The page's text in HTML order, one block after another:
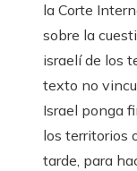
la Corte
sobre la
israelí de los
texto no
Israel ponga
los territorios
tarde, para